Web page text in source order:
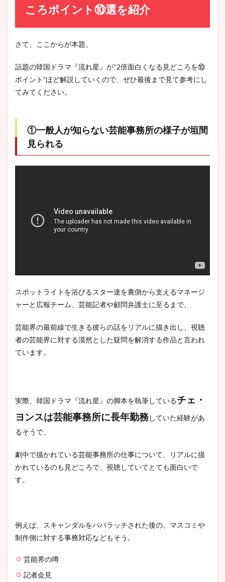
ころポイント⑩選を紹介
さて、ここからが本題。
話題の韓国ドラマ『流れ星』が“2倍面白くなる見どころを⑩
ポイント”ほど解説していくので、ぜひ最後まで見て参考にし
てみてください。
①一般人が知らない芸能事務所の様子が垣間
見られる
スポットライトを浴びるスター達を裏側から支えるマネージ
ャーと広報チーム、芸能記者や顧問弁護士に至るまで、
芸能界の最前線で生きる彼らの話をリアルに描き出し、視聴
者の芸能界に対する漠然とした疑問を解消する作品と言われ
ています。
実際、韓国ドラマ『流れ星』の脚本を執筆しているチェ・
ヨンスは芸能事務所に長年勤務していた経験があ
るそうで、
劇中で描かれている芸能事務所の仕事について、リアルに描
かれているのも見どころで、視聴していてとても面白いで
す。
例えば、スキャンダルをパパラッチされた後の、マスコミや
制作側に対する事務対応などもそう。
芸能界の噂
記者会見